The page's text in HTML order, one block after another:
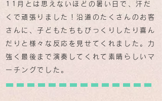
11月とは思えないほどの暑い日で、汗だ
くで頑張りました！沿道のたくさんのお客
さんに、子どもたちもびっくりしたり喜ん
だりと様々な反応を見せてくれました。力
強く最後まで演奏してくれて素晴らしいマ
ーチングでした。